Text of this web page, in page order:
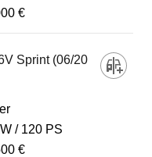
€
Sprint (06/20
120 PS
€